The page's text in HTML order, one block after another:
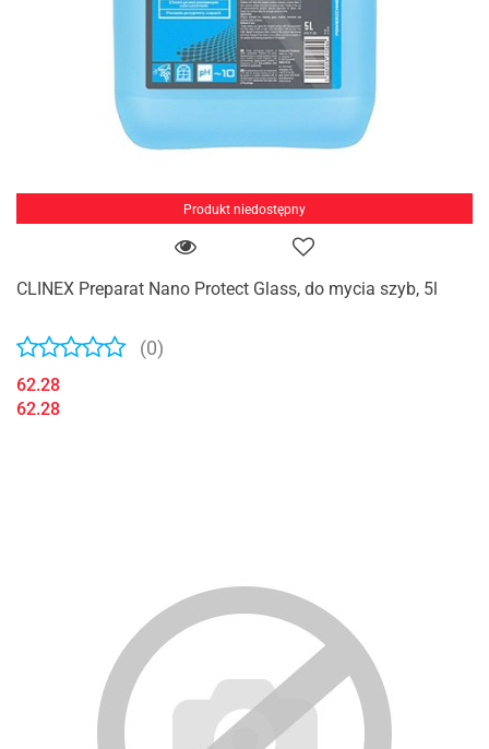
Produkt niedostępny
CLINEX Preparat Nano Protect Glass, do mycia szyb, 5l
(0)
62.28
62.28